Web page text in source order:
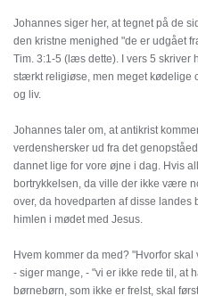
Johannes siger her, at tegnet på de
den kristne menighed "de er udgået
Tim. 3:1-5 (læs dette). I vers 5 skriver
stærkt religiøse, men meget kødelige
og liv.
Johannes taler om, at antikrist
verdenshersker ud fra det
dannet lige for vore øjne i dag. Hvis
bortrykkelsen, da ville der ikke være
over, da hovedparten af disse
himlen i mødet med Jesus.
Hvem kommer da med? "Hvorfor
- siger mange, - "vi er ikke rede til, at
børnebørn, som ikke er frelst, skal